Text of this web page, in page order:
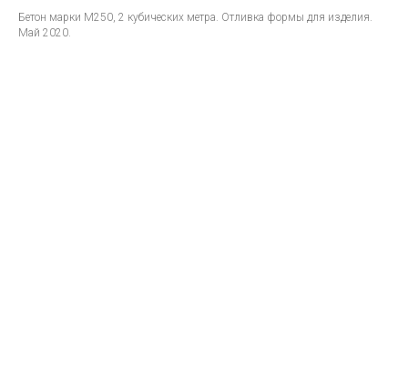
Бетон марки М250, 2 кубических метра. Отливка формы для изделия.
Май 2020.